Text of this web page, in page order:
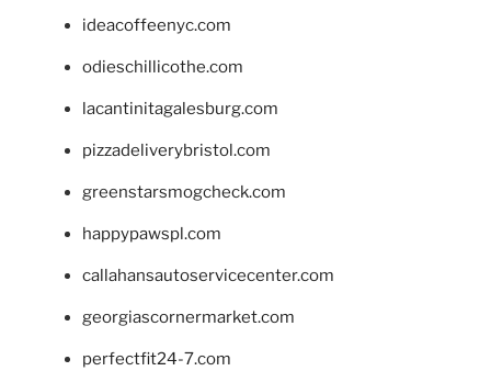
ideacoffeenyc.com
odieschillicothe.com
lacantinitagalesburg.com
pizzadeliverybristol.com
greenstarsmogcheck.com
happypawspl.com
callahansautoservicecenter.com
georgiascornermarket.com
perfectfit24-7.com